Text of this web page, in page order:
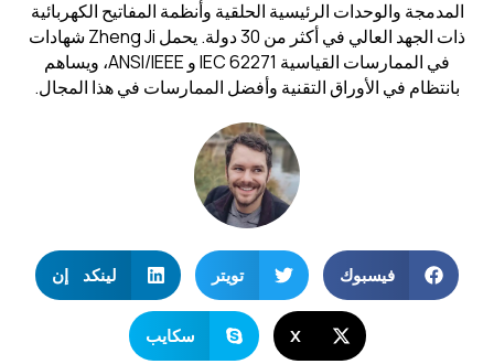
المدمجة والوحدات الرئيسية الحلقية وأنظمة المفاتيح الكهربائية
ذات الجهد العالي في أكثر من 30 دولة. يحمل Zheng Ji شهادات
في الممارسات القياسية IEC 62271 و ANSI/IEEE، ويساهم
بانتظام في الأوراق التقنية وأفضل الممارسات في هذا المجال.
فيسبوك تويتر لينكد إن
X سكايب